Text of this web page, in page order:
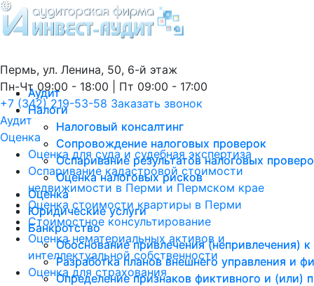
Пермь, ул. Ленина, 50, 6-й этаж
Пн-Чт 09:00 - 18:00 | Пт 09:00 - 17:00
+7 (342) 219-53-58 Заказать звонок
Аудит
Оценка
Оценка для суда и судебная экспертиза
Оспаривание кадастровой стоимости
недвижимости в Перми и Пермском крае
Оценка стоимости квартиры в Перми
Стоимостное консультирование
Оценка нематериальных активов и
интеллектуальной собственности
Оценка для страхования
Аудит
Налоги
Налоговый консалтинг
Сопровождение налоговых проверок
Оспаривание результатов налоговых
Оценка налоговых рисков
Оценка
Юридические услуги
Банкротство
Обоснование привлечения (непривлечения)
Разработка планов внешнего управления и
Определение признаков фиктивного и (или)
Аудит
Налоги
Налоговый консалтинг
Сопровождение налоговых проверок
Оспаривание результатов налоговых
Оценка налоговых рисков
Оценка
Юридические услуги
Банкротство
Обоснование привлечения (непривлечения)
Разработка планов внешнего управления и
Определение признаков фиктивного и (или)